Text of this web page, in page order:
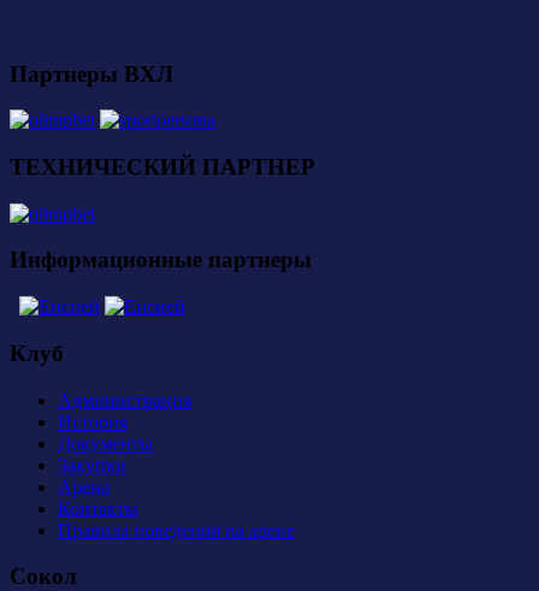
Партнеры ВХЛ
ТЕХНИЧЕСКИЙ ПАРТНЕР
Информационные партнеры
Клуб
Администрация
История
Документы
Закупки
Арена
Контакты
Правила поведения на арене
Сокол